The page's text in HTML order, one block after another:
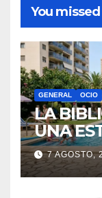
You missed
GENERAL OCIO
LA
UNA
7 AGOSTO,